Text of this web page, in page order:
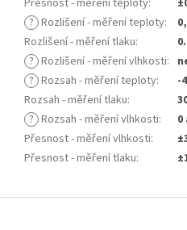
Přesnost - měření teploty:
? Rozlišení - měření teploty:
Rozlišení - měření tlaku:
? Rozlišení - měření vlhkosti:
? Rozsah - měření teploty:
-
Rozsah - měření tlaku:
? Rozsah - měření vlhkosti:
0
Přesnost - měření vlhkosti:
Přesnost - měření tlaku:
Z